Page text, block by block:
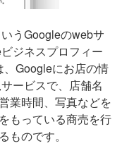
うGoogleのwebサ
ジネスプロフィー
Googleにお店の情
ービスで、店舗名
業時間、写真などを
もっている商売を行
ものです。